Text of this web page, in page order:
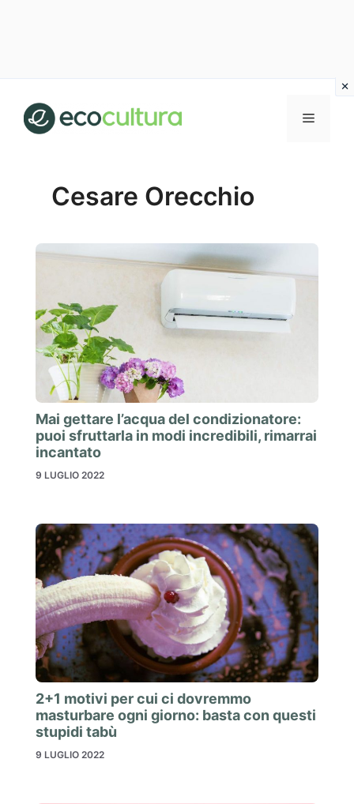
contenuto
MENU
Cesare Orecchio
Mai gettare l’acqua del condizionatore:
puoi sfruttarla in modi incredibili, rimarrai
incantato
9 LUGLIO 2022
2+1 motivi per cui ci dovremmo
masturbare ogni giorno: basta con questi
stupidi tabù
9 LUGLIO 2022